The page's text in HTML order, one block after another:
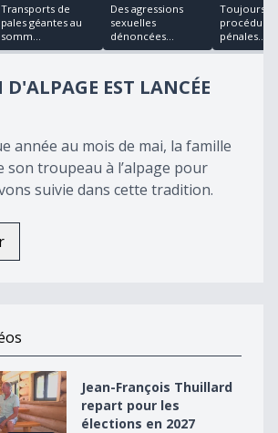
Transports de
pales géantes au
somm...
Des agressions
sexuelles
dénoncées...
Toujours
procédures
pénales...
D'ALPAGE EST LANCÉE
année au mois de mai, la famille
son troupeau à l’alpage pour
suivie dans cette tradition.
Thuillard repart pour les élections en
Jean-François Thuillard
repart pour les
élections en 2027